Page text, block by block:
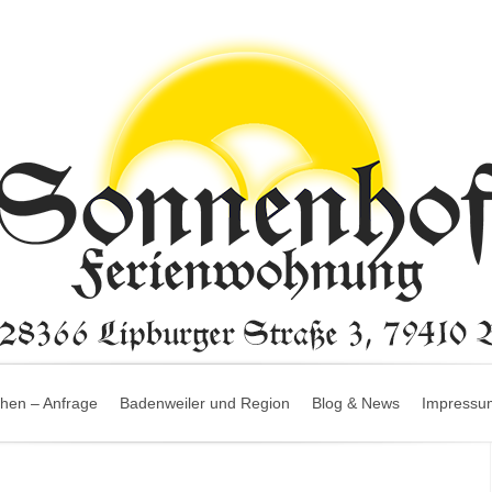
– Anfrage Badenweiler und Region Blog & News